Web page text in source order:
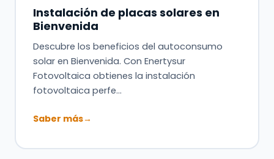
Instalación de placas solares en
Bienvenida
Descubre los beneficios del autoconsumo
solar en Bienvenida. Con Enertysur
Fotovoltaica obtienes la instalación
fotovoltaica perfe…
Saber más→